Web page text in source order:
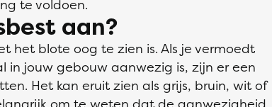
te voldoen.
aan?
het blote oog te zien is. Als je vermoedt
jouw gebouw aanwezig is, zijn er een
Het kan eruit zien als grijs, bruin, wit of